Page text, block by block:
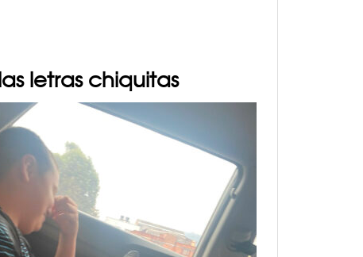
letras chiquitas